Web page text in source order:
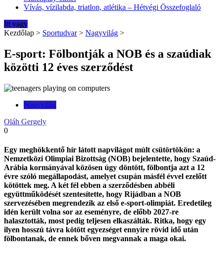
Vívás, vízilabda, triatlon, atlétika – Hétvégi Összefoglaló
Itt vagy
Kezdőlap > Sportudvar > Nagyvilág >
E-sport: Fölbontják a NOB és a szaúdiak
közötti 12 éves szerződést
Nagyvilág
Oláh Gergely
0
Egy meghökkentő hír látott napvilágot múlt csütörtökön: a
Nemzetközi Olimpiai Bizottság (NOB) bejelentette, hogy Szaúd-
Arábia kormányával közösen úgy döntött, fölbontja azt a 12
évre szóló megállapodást, amelyet csupán másfél évvel ezelőtt
kötöttek meg. A két fél ebben a szerződésben abbéli
együttműködését szentesítette, hogy Rijádban a NOB
szervezésében megrendezik az első e-sport-olimpiát. Eredetileg
idén került volna sor az eseményre, de előbb 2027-re
halasztották, most pedig teljesen elkaszálták. Ritka, hogy egy
ilyen hosszú távra kötött egyezséget ennyire rövid idő után
fölbontanak, de ennek bőven megvannak a maga okai.